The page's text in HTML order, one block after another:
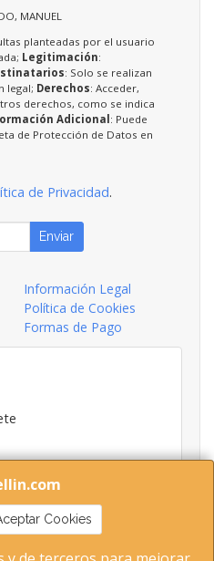
Cookies
MANUEL
planteadas por el usuario
Legitimación:
: Solo se realizan
legal; Derechos: Acceder,
derechos, como se indica
Adicional: Puede
de Protección de Datos en
de Privacidad.
Enviar
Información Legal
Política de Cookies
Formas de Pago